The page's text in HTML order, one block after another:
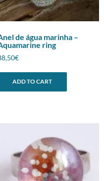
de água marinha –
ring
€
ADD TO CART